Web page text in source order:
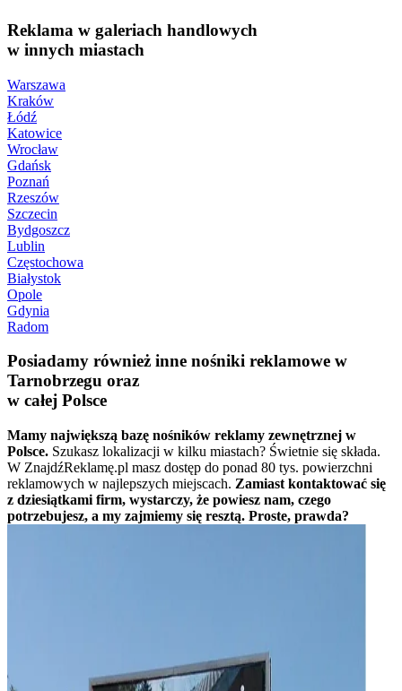
Reklama w galeriach handlowych
w innych miastach
Warszawa
Kraków
Łódź
Katowice
Wrocław
Gdańsk
Poznań
Rzeszów
Szczecin
Bydgoszcz
Lublin
Częstochowa
Białystok
Opole
Gdynia
Radom
Posiadamy również inne nośniki reklamowe w
Tarnobrzegu oraz
w całej Polsce
Mamy największą bazę nośników reklamy zewnętrznej w
Polsce. Szukasz lokalizacji w kilku miastach? Świetnie się składa.
W ZnajdźReklamę.pl masz dostęp do ponad 80 tys. powierzchni
reklamowych w najlepszych miejscach. Zamiast kontaktować się
z dziesiątkami firm, wystarczy, że powiesz nam, czego
potrzebujesz, a my zajmiemy się resztą. Proste, prawda?